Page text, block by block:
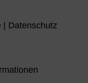
| Datenschutz